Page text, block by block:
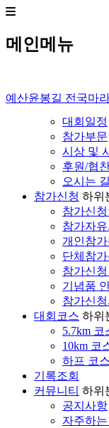
메인메뉴
예산윤봉길 전국마
대회일정
참가부문
시상 및
후원/협
오시는 길
참가신청 하위
참가신청
참가자
개인참가
단체참
참가신
기념품
참가신
대회코스 하위
5.7km 코
10km 코
하프 코스
기록조회
커뮤니티 하위
공지사항
자주하